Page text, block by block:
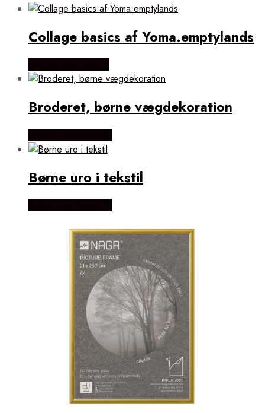
popularitet
Collage basics af Yoma.emptylands
Broderet, børne vægdekoration
Børne uro i tekstil